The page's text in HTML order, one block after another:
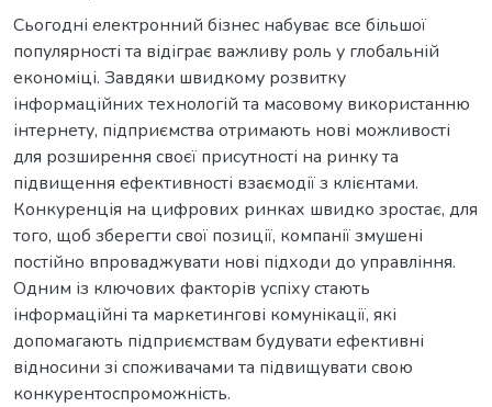
Сьогодні електронний бізнес набуває все більшої
популярності та відіграє важливу роль у глобальній
економіці. Завдяки швидкому розвитку
інформаційних технологій та масовому використанню
інтернету, підприємства отримають нові можливості
для розширення своєї присутності на ринку та
підвищення ефективності взаємодії з клієнтами.
Конкуренція на цифрових ринках швидко зростає, для
того, щоб зберегти свої позиції, компанії змушені
постійно впроваджувати нові підходи до управління.
Одним із ключових факторів успіху стають
інформаційні та маркетингові комунікації, які
допомагають підприємствам будувати ефективні
відносини зі споживачами та підвищувати свою
конкурентоспроможність.